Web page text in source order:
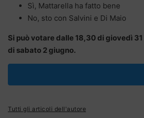
Sì, Mattarella ha fatto bene
No, sto con Salvini e Di Maio
Si può votare dalle 18,30 di giovedì
di sabato 2 giugno.
Tutti gli articoli dell'autore